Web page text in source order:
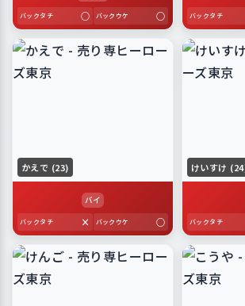
バックタチ ○ バックウケ ○ バックタチ
かえで (23)
バイ
バックタチ × バックウケ ○
けいすけ
バックタチ